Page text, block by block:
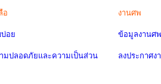
อ
อย
มปลอดภัยและความเป็นส่วน
งานศพ
ข้อมูลงานศพ
ลงประกาศง